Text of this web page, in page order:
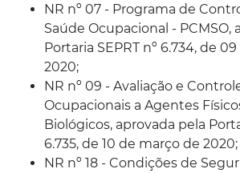
NR nº 07 - Programa de
Saúde Ocupacional - PCMSO,
Portaria SEPRT nº 6.734, de
2020;
NR nº 09 - Avaliação e
Ocupacionais a Agentes
Biológicos, aprovada pela
6.735, de 10 de março de 2020;
NR nº 18 - Condições de